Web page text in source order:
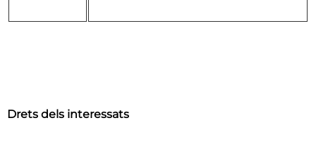
Drets dels interessats